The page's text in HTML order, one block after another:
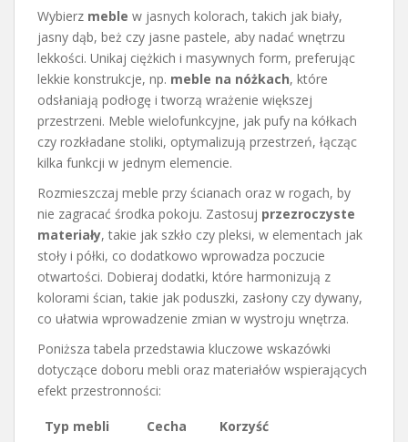
Wybierz meble w jasnych kolorach, takich jak biały,
jasny dąb, beż czy jasne pastele, aby nadać wnętrzu
lekkości. Unikaj ciężkich i masywnych form, preferując
lekkie konstrukcje, np. meble na nóżkach, które
odsłaniają podłogę i tworzą wrażenie większej
przestrzeni. Meble wielofunkcyjne, jak pufy na kółkach
czy rozkładane stoliki, optymalizują przestrzeń, łącząc
kilka funkcji w jednym elemencie.
Rozmieszczaj meble przy ścianach oraz w rogach, by
nie zagracać środka pokoju. Zastosuj przezroczyste
materiały, takie jak szkło czy pleksi, w elementach jak
stoły i półki, co dodatkowo wprowadza poczucie
otwartości. Dobieraj dodatki, które harmonizują z
kolorami ścian, takie jak poduszki, zasłony czy dywany,
co ułatwia wprowadzenie zmian w wystroju wnętrza.
Poniższa tabela przedstawia kluczowe wskazówki
dotyczące doboru mebli oraz materiałów wspierających
efekt przestronności:
Typ mebli Cecha
Korzyść